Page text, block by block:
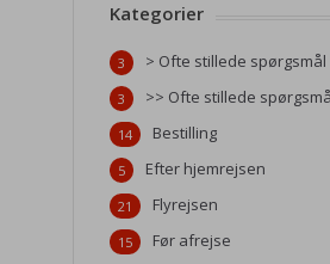
Kategorier
> Ofte stillede spørgsmål
3
>> Ofte stillede
3
Bestilling
14
Efter hjemrejsen
5
Flyrejsen
21
Før afrejse
15